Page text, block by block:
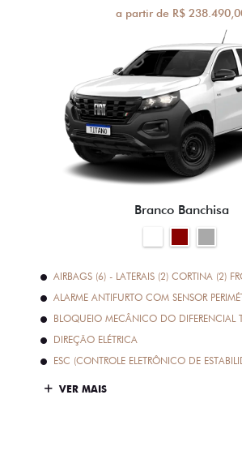
a partir de R$
Branco Banchisa
AIRBAGS (6) - LATERAIS (2) CORTINA (2)
ALARME ANTIFURTO COM SENSOR
BLOQUEIO MECÂNICO DO DIFERENCIAL
DIREÇÃO ELÉTRICA
ESC (CONTROLE ELETRÔNICO DE
VER MAIS